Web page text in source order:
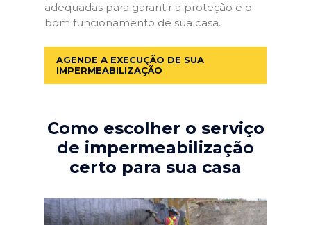
adequadas para garantir a proteção e o
bom funcionamento de sua casa.
AGENDE A EXECUÇÃO DE SUA
IMPERMEABILIZAÇÃO
Como escolher o serviço
de impermeabilização
certo para sua casa